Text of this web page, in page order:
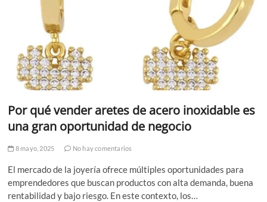
Por qué vender aretes de acero inoxidable es
una gran oportunidad de negocio
8 mayo, 2025 No hay comentarios
El mercado de la joyería ofrece múltiples oportunidades para
emprendedores que buscan productos con alta demanda, buena
rentabilidad y bajo riesgo. En este contexto, los…